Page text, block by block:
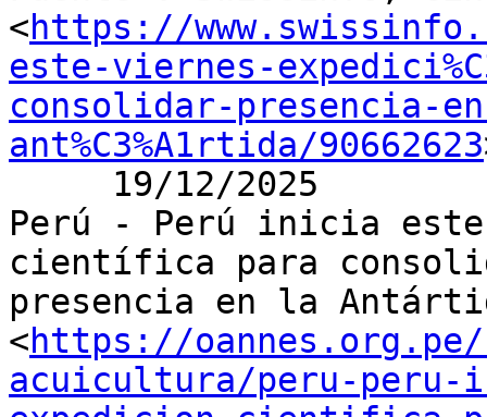
<https://
este-viernes-
consolidar-presencia-
ant%C3%A1rtida/90662623
Perú - Perú inicia
científica para
presencia en la
<https://
acuicultura/peru-